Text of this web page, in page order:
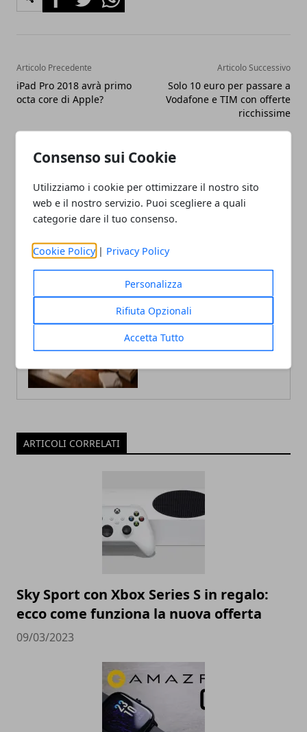
Consenso sui Cookie
Utilizziamo i cookie per ottimizzare il nostro sito
web e il nostro servizio. Puoi scegliere a quali
categorie dare il tuo consenso.
Cookie Policy | Privacy Policy
Personalizza
Rifiuta Opzionali
Accetta Tutto
Articolo Precedente
iPad Pro 2018 avrà primo
octa core di Apple?
Articolo Successivo
Solo 10 euro per passare a
Vodafone e TIM con offerte
ricchissime
passione notizie dal mondo della
tecnologia portando in Italia le
ultime novità dal mondo.
ARTICOLI CORRELATI
Sky Sport con Xbox Series S in regalo:
ecco come funziona la nuova offerta
09/03/2023